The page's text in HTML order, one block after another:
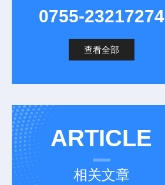
0755-23217274
查看全部
ARTICLE
相关文章